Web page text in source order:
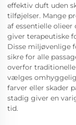
effektiv duft uden
tilføjelser. Mange
af essentielle olieer
giver terapeutiske
Disse miljøvenlige
sikre for alle
overfor
vælges
farver eller skader
stadig giver en
tid.